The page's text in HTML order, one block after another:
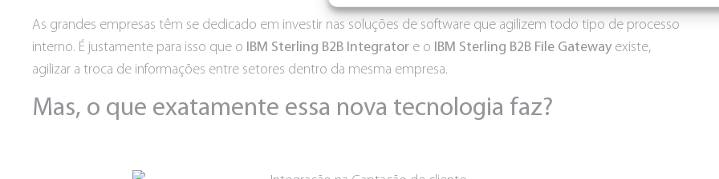
As grandes empresas têm se dedicado em investir nas soluções de software que agilizem todo tipo de processo
interno. É justamente para isso que o IBM Sterling B2B Integrator e o IBM Sterling B2B File Gateway existe,
agilizar a troca de informações entre setores dentro da mesma empresa.
Mas, o que exatamente essa nova tecnologia faz?